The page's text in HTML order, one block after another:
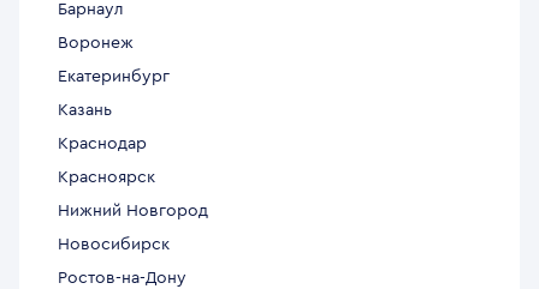
Барнаул
Воронеж
Екатеринбург
Казань
Краснодар
Красноярск
Нижний Новгород
Новосибирск
Ростов-на-Дону